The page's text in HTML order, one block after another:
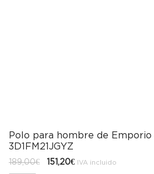
Polo para hombre de Emporio
3D1FM21JGYZ
189,00€
El
precio
151,20€ElIVA incluido